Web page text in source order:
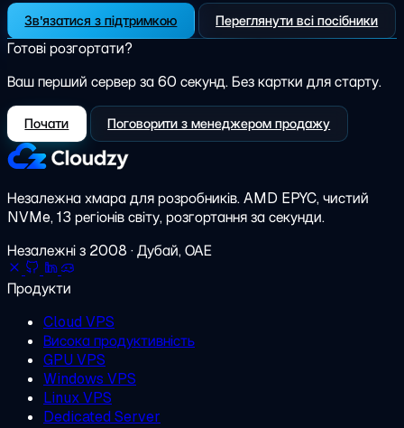
Зв'язатися з підтримкою Переглянути всі посібники
Готові розгортати?
Ваш перший сервер за 60 секунд. Без картки для старту.
Почати Поговорити з менеджером продажу
Незалежна хмара для розробників.AMD EPYC, чистий
NVMe, 13 регіонів світу, розгортання за секунди.
Незалежні з 2008 · Дубай, ОАЕ
Продукти
Cloud VPS
Висока продуктивність
GPU VPS
Windows VPS
Linux VPS
Dedicated Server